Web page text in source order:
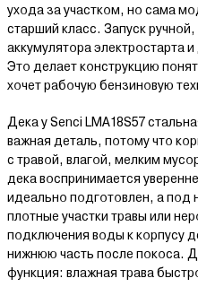
ухода за участком, но сама
старший класс. Запуск
аккумулятора электростарта
Это делает конструкцию
хочет рабочую бензиновую
Дека у Senci LMA18S57
важная деталь, потому что
с травой, влагой, мелким
дека воспринимается
идеально подготовлен, а под
плотные участки травы или
подключения воды к корпусу
нижнюю часть после покоса.
функция: влажная трава